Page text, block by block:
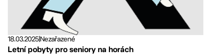
18.03.2025Nezařazené
Letní pobyty pro seniory na horách